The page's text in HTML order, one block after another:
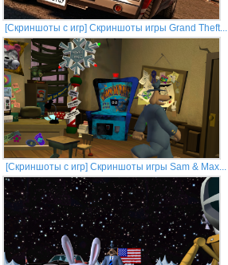
[Скриншоты с игр] Скриншоты игры Grand Theft...
[Скриншоты с игр] Скриншоты игры Sam & Max...